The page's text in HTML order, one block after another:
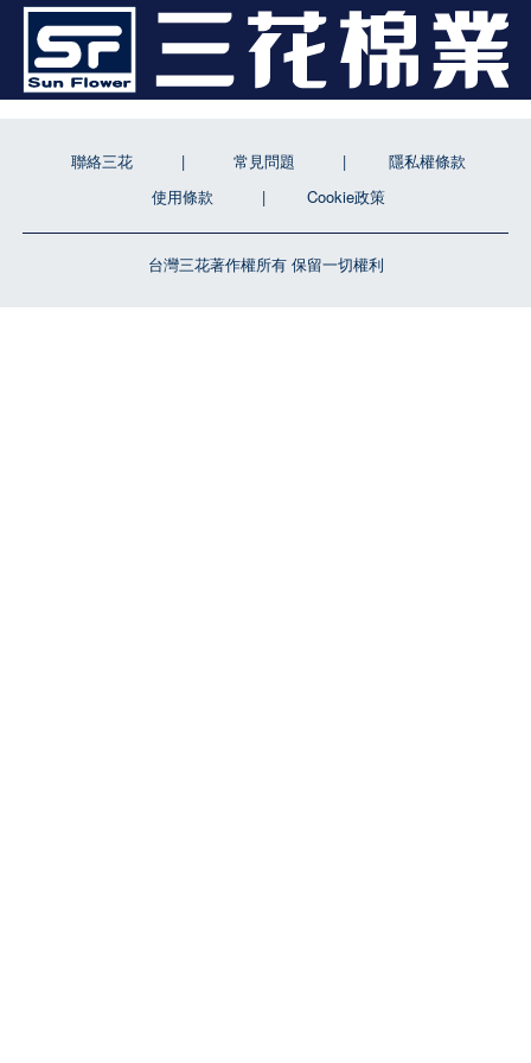
台灣三花著作權所有 保留一切權利
聯絡三花 常見問題
隱私權條款
使用條款
Cookie政策